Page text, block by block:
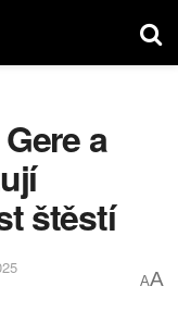
a
štěstí
AA